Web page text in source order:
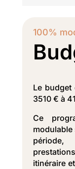
100%
Le budget
3510 € à
Ce
itinéraire